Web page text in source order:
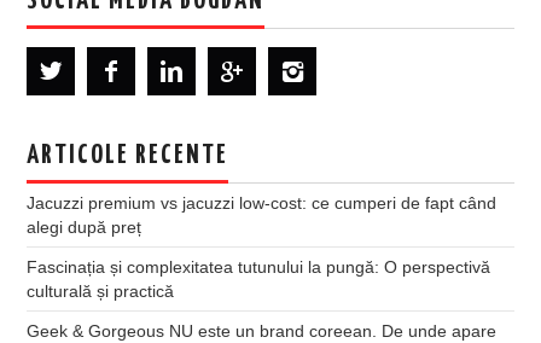
ARTICOLE RECENTE
Jacuzzi premium vs jacuzzi low-cost: ce cumperi de fapt când
alegi după preț
Fascinația și complexitatea tutunului la pungă: O perspectivă
culturală și practică
Geek & Gorgeous NU este un brand coreean. De unde apare